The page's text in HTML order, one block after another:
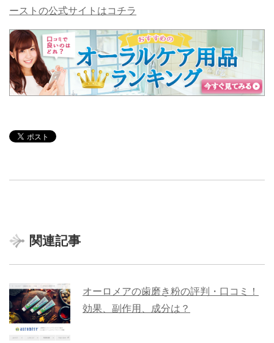
ーストの公式サイトはコチラ
関連記事
オーロメアの歯磨き粉の評判・口コミ！
効果、副作用、成分は？